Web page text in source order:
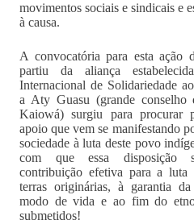
movimentos sociais e sindicais e
à causa.
A convocatória para esta ação
partiu da aliança
Internacional de Solidariedade
a Aty Guasu (grande conselho
Kaiowá) surgiu para procurar
apoio que vem se manifestando
sociedade à luta deste povo
com que essa disposição
contribuição efetiva para a luta
terras originárias, à garantia
modo de vida e ao fim do
submetidos!